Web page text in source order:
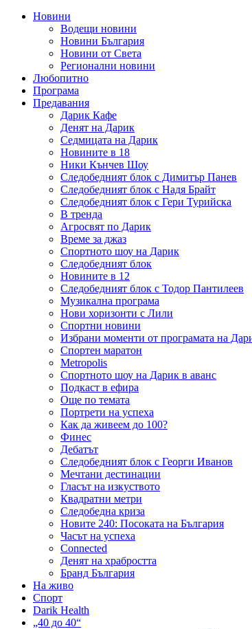
Новини
Водещи новини
Новини България
Новини от Света
Регионални новини
Любопитно
Програма
Предавания
Дарик Кафе
Денят на Дарик
Седмицата на Дарик
Новините в 18
Ники Кънчев Шоу
Следобедният блок с Димитър Панев
Следобедният блок с Надя Брайт
Следобедният блок с Гери Турийска
В тренда
Агросвят по Дарик
Време за джаз
Спортното шоу на Дарик
Следобедният блок
Новините в 12
Следобедният блок с Тодор Пантилеев
Музикална програма
Нови хоризонти с Лили
Спортни новини
Избрани моменти от програмата на
Спортен маратон
Metropolis
Спортното шоу на Дарик в аванс
Подкаст в ефира
Още по темата
Портрети на успеха
Как да живеем до 100?
Финес
Дебатът
Следобедният блок с Георги Иванов
Мечтани дестинации
Гласът на изкуството
Квадратни метри
Следобедна криза
Новите 240: Посоката на България
Часът на успеха
Connected
Денят на храбростта
Бранд България
На живо
Спорт
Darik Health
„40 до 40“